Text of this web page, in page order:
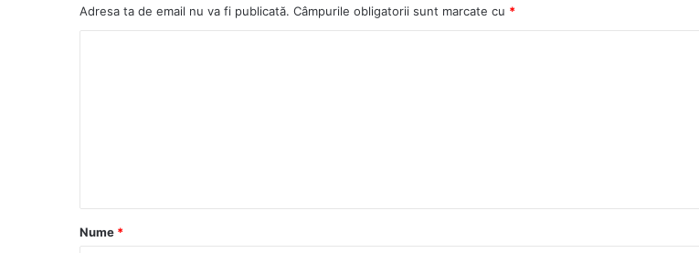
Adresa ta de email nu va fi publicată. Câmpurile obligatorii sunt marcate cu *
Nume *